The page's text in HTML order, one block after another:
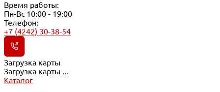
Время работы:
Пн-Вс 10:00 - 19:00
Телефон:
+7 (4242) 30-38-54
Загрузка карты
Загрузка карты ...
Каталог